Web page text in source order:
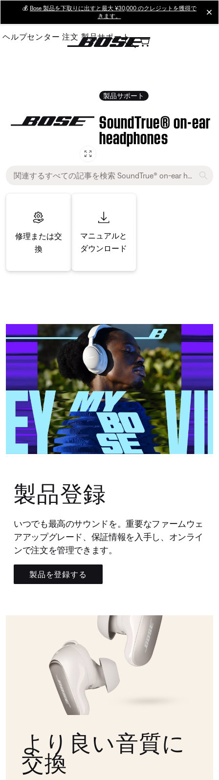
Main
💰 Bose 製品を下取りに出すと最大 ¥30,000 のクレジットを獲得で
きます。
ヘルプセンター 注文 製品サポート
製品サポート
SoundTrue® on-ear
headphones
修理または交
換
マニュアルと
ダウンロード
製品登録
いつでも最高のサウンドを。重要なファームウェ
アアップグレード、保証情報を入手し、オンライ
ンで注文を管理できます。
製品を登録する
より良い音質に
交換